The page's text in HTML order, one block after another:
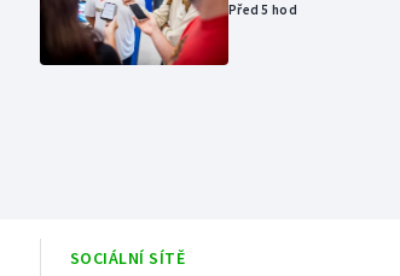
Před 5 hod
SOCIÁLNÍ SÍTĚ